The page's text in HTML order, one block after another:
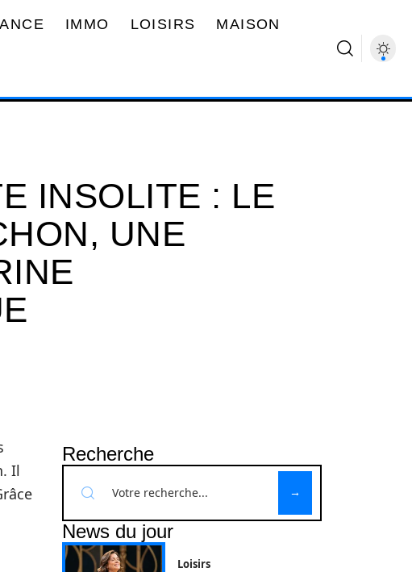
IMMO LOISIRS MAISON
INSOLITE : LE
UNE
Il
Recherche
News du jour
Loisirs